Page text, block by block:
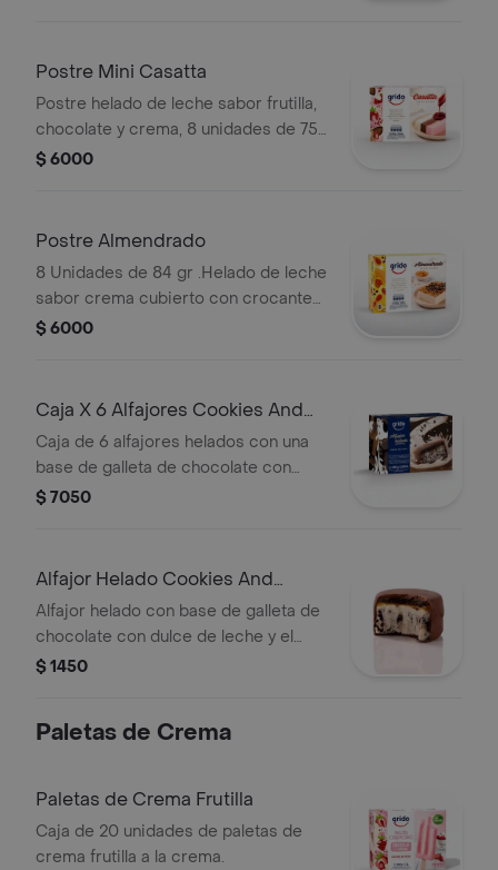
Postre Mini Casatta
Postre helado de leche sabor frutilla,
chocolate y crema, 8 unidades de 75
gr cada uno
$ 6000
Postre Almendrado
8 Unidades de 84 gr .Helado de leche
sabor crema cubierto con crocante
de maní.
$ 6000
Caja X 6 Alfajores Cookies And
Cream
Caja de 6 alfajores helados con una
base de galleta de chocolate con
dulce de leche y el más rico helado
$ 7050
Alfajor Helado Cookies And
Cream
Alfajor helado con base de galleta de
chocolate con dulce de leche y el
más rico helado de cookies and
$ 1450
Paletas de Crema
Paletas de Crema Frutilla
Caja de 20 unidades de paletas de
crema frutilla a la crema.